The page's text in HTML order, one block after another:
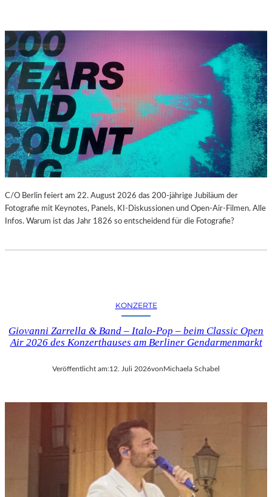
C/O Berlin feiert am 22. August 2026 das 200-jährige Jubiläum der
Fotografie mit Keynotes, Panels, KI-Diskussionen und Open-Air-Filmen. Alle
Infos. Warum ist das Jahr 1826 so entscheidend für die Fotografie?
KONZERTE
Giovanni Zarrella & Band – Italo-Pop – beim Classic Open
Air 2026 des Konzerthauses am Berliner Gendarmenmarkt
Veröffentlicht am:12. Juli 2026von Michaela Schabel